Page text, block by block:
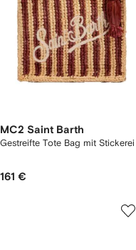
MC2 Saint Barth
Gestreifte Tote Bag mit Stickerei
161 €